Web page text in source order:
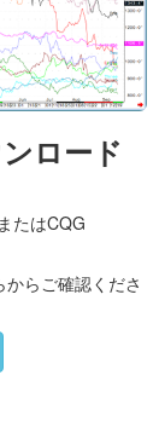
ロード
たはCQG
らご確認くださ